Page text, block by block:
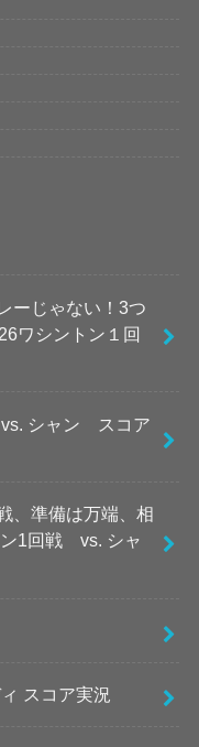
ーじゃない！3つ
ワシントン１回
シャン スコア
、準備は万端、相
ン1回戦 vs. シャ
スコア実況